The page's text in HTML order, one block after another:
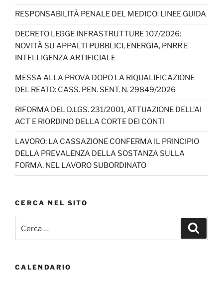
b
o
o
k
a
m
k dI
n
u
b
e
C
h
a
n
n
el
RESPONSABILITÀ PENALE DEL MEDICO: LINEE GUIDA
DECRETO LEGGE INFRASTRUTTURE 107/2026:
NOVITÀ SU APPALTI PUBBLICI, ENERGIA, PNRR E
INTELLIGENZA ARTIFICIALE
MESSA ALLA PROVA DOPO LA RIQUALIFICAZIONE
DEL REATO: CASS. PEN. SENT. N. 29849/2026
RIFORMA DEL D.LGS. 231/2001, ATTUAZIONE DELL’AI
ACT E RIORDINO DELLA CORTE DEI CONTI
LAVORO: LA CASSAZIONE CONFERMA IL PRINCIPIO
DELLA PREVALENZA DELLA SOSTANZA SULLA
FORMA, NEL LAVORO SUBORDINATO
CERCA NEL SITO
CALENDARIO